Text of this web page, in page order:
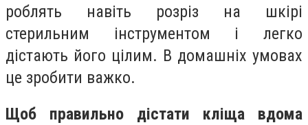
роблять навіть розріз на шкірі
стерильним інструментом і легко
дістають його цілим. В домашніх умовах
це зробити важко.
Щоб правильно дістати кліща вдома